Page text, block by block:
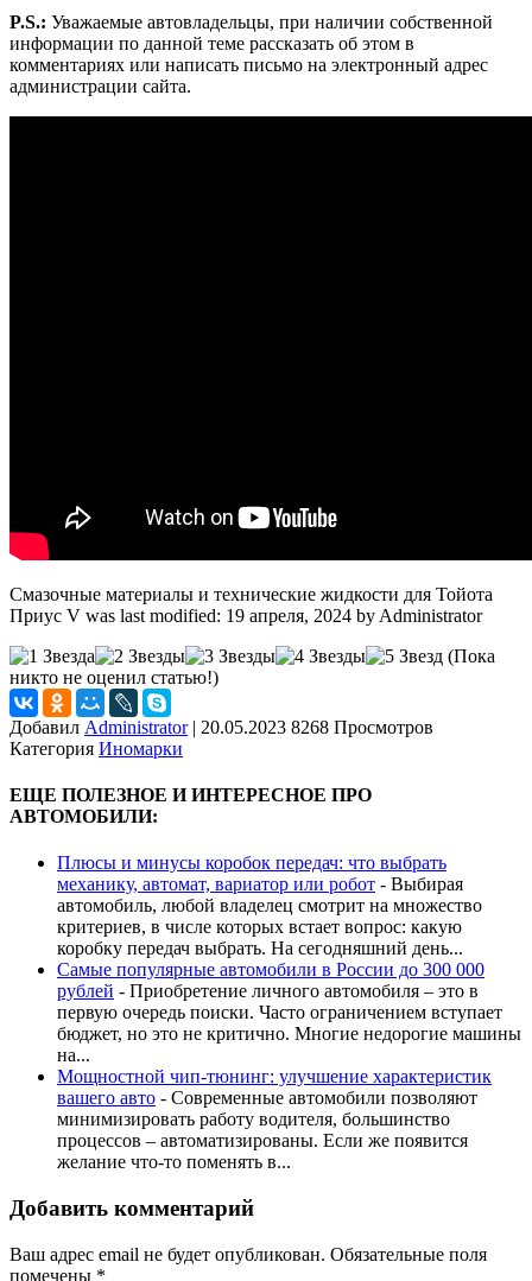
P.S.: Уважаемые автовладельцы, при наличии собственной
информации по данной теме рассказать об этом в
комментариях или написать письмо на электронный адрес
администрации сайта.
Смазочные материалы и технические жидкости для Тойота
Приус V was last modified: 19 апреля, 2024 by Administrator
(Пока
никто не оценил статью!)
Добавил Administrator | 20.05.2023 8268 Просмотров
Категория Иномарки
ЕЩЕ ПОЛЕЗНОЕ И ИНТЕРЕСНОЕ ПРО
АВТОМОБИЛИ:
Плюсы и минусы коробок передач: что выбрать
механику, автомат, вариатор или робот - Выбирая
автомобиль, любой владелец смотрит на множество
критериев, в числе которых встает вопрос: какую
коробку передач выбрать. На сегодняшний день...
Самые популярные автомобили в России до 300 000
рублей - Приобретение личного автомобиля – это в
первую очередь поиски. Часто ограничением вступает
бюджет, но это не критично. Многие недорогие машины
на...
Мощностной чип-тюнинг: улучшение характеристик
вашего авто - Современные автомобили позволяют
минимизировать работу водителя, большинство
процессов – автоматизированы. Если же появится
желание что-то поменять в...
Добавить комментарий
Ваш адрес email не будет опубликован. Обязательные поля
помечены *